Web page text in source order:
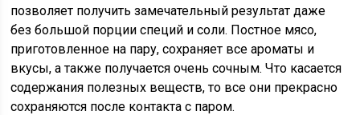
позволяет получить замечательный результат даже
без большой порции специй и соли. Постное мясо,
приготовленное на пару, сохраняет все ароматы и
вкусы, а также получается очень сочным. Что касается
содержания полезных веществ, то все они прекрасно
сохраняются после контакта с паром.